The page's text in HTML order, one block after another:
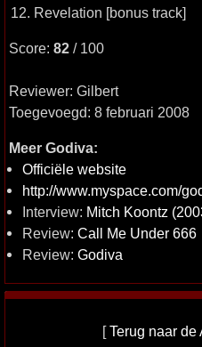
12. Revelation [bonus track]
Score: 82 / 100
Reviewer: Gilbert
Toegevoegd: 8 februari 2008
Meer Godiva:
Officiële website
http://www.myspace.com/
Interview: Mitch Koontz
Review: Call Me Under 666
Review: Godiva
[Terug naar